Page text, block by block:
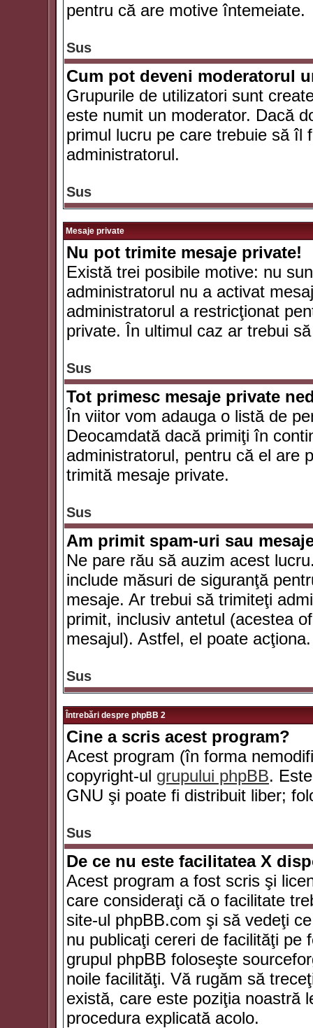
pentru că are motive întemeiate.
Sus
Cum pot deveni moderatorul
Grupurile de utilizatori sunt
este numit un moderator. Dacă
primul lucru pe care trebuie să îl
administratorul.
Sus
Mesaje private
Nu pot trimite mesaje private!
Există trei posibile motive: nu
administratorul nu a activat
administratorul a restricţionat
private. În ultimul caz ar trebui
Sus
Tot primesc mesaje private
În viitor vom adauga o listă de
Deocamdată dacă primiţi în
administratorul, pentru că el are
trimită mesaje private.
Sus
Am primit spam-uri sau
Ne pare rău să auzim acest
include măsuri de siguranţă
mesaje. Ar trebui să trimiteţi
primit, inclusiv antetul (acestea
mesajul). Astfel, el poate acţiona.
Sus
Întrebări despre phpBB 2
Cine a scris acest program?
Acest program (în forma
copyright-ul grupului phpBB.
GNU şi poate fi distribuit liber;
Sus
De ce nu este facilitatea X
Acest program a fost scris şi
care consideraţi că o facilitate
site-ul phpBB.com şi să vedeţi
nu publicaţi cereri de facilităţi pe
grupul phpBB foloseşte
noile facilităţi. Vă rugăm să
există, care este poziţia noastră
procedura explicată acolo.